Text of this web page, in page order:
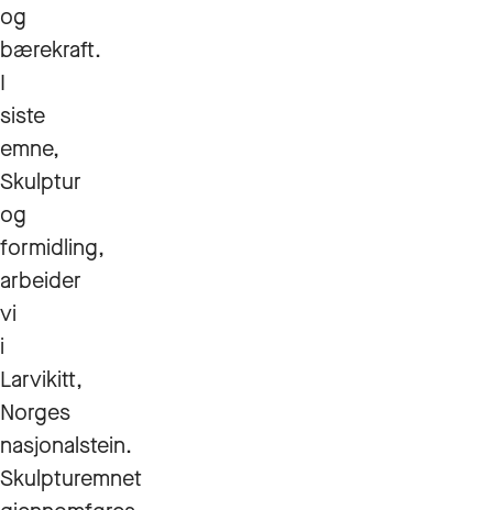
og
bærekraft.
I
siste
emne,
Skulptur
og
formidling,
arbeider
vi
i
Larvikitt,
Norges
nasjonalstein.
Skulpturemnet